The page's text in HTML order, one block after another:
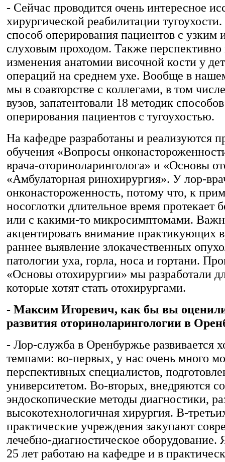
- Сейчас проводится очень интересное
хирургической реабилитации
способ оперирования пациентов с узким
слуховым проходом. Также перспективно
изменения анатомии височной кости у
операций на среднем ухе. Вообще в
мы в соавторстве с коллегами, в том
вузов, запатентовали 18 методик
оперирования пациентов с тугоухостью.
На кафедре разработаны и реализуются
обучения «Вопросы
врача-оториноларинголога» и «Основы
«Амбулаторная ринохирургия». У лор-
онконастороженность, потому что, к
носоглотки длительное время протекает
или с какими-то микросимптомами.
акцентировать внимание практикующих
раннее выявление злокачественных
патологии уха, горла, носа и гортани.
«Основы отохирургии» мы разработали
которые хотят стать отохирургами.
- Максим Игоревич, как бы вы
развития оториноларингологии в
- Лор-служба в Оренбуржье развивается
темпами: во-первых, у нас очень много
перспективных специалистов,
университетом. Во-вторых, внедряются
эндоскопические методы диагностики,
высокотехнологичная хирургия. В-
практические учреждения закупают
лечебно-диагностическое
25 лет работаю на кафедре и в